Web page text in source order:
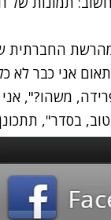
החברתית
אני כבר לא
משהו?",
בסדר",